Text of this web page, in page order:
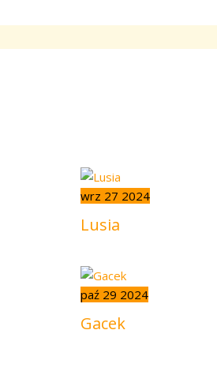
wrz 27 2024
Lusia
paź 29 2024
Gacek